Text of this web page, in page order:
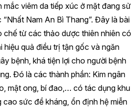
mắc viêm da tiếp xúc ở mặt đang sử
Nam An Bì Thang”. Đây là bài
chế từ các thảo dược thiên nhiên có
hiệu quả điều trị tận gốc và ngăn
bệnh, khá tiện lợi cho người bệnh
Đó là các thành phần: Kim ngân
mật ong, bí đao,… có tác dụng khu
cao sức đề kháng, ổn định hệ miễn